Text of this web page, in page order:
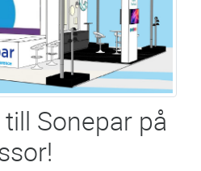
Sonepar på